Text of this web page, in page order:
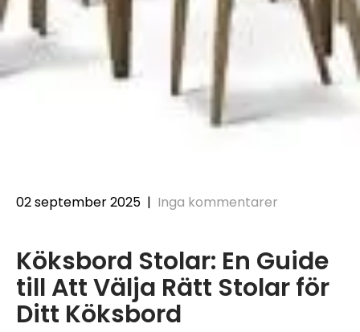
02 september 2025 | Inga kommentarer
Köksbord Stolar: En Guide
till Att Välja Rätt Stolar för
Ditt Köksbord